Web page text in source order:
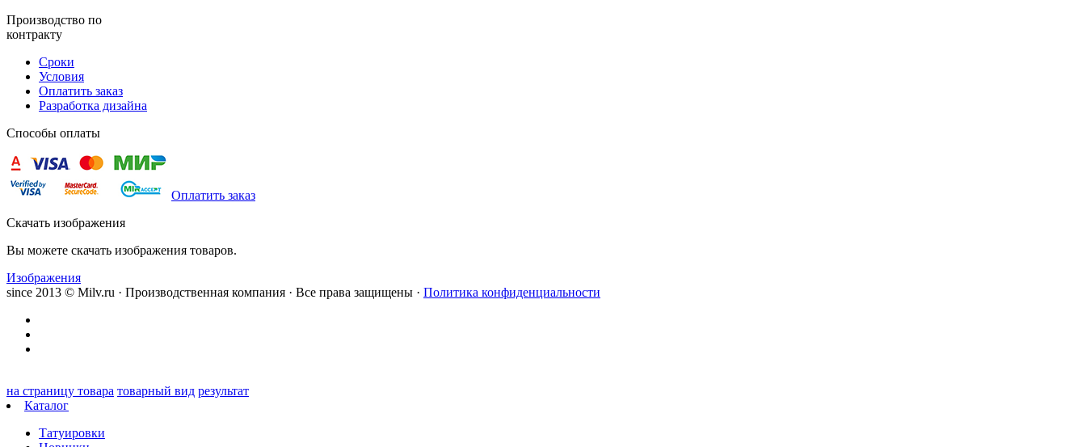
Производство по
контракту
Сроки
Условия
Оплатить заказ
Разработка дизайна
Способы оплаты
Оплатить заказ
Скачать изображения
Вы можете скачать изображения товаров.
Изображения
since 2013 © Milv.ru · Производственная компания · Все права защищены · Политика конфиденциальности
на страницу товара товарный вид результат
Каталог
Татуировки